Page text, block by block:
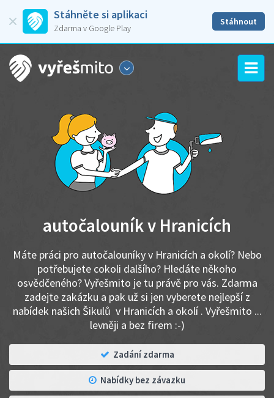
Stáhněte si aplikaci
Zdarma v Google Play
Stáhnout
autočalouník v Hranicích
Máte práci pro autočalouníky v Hranicích a okolí? Nebo
potřebujete cokoli dalšího? Hledáte někoho
osvědčeného? Vyřešmito je tu právě pro vás. Zdarma
zadejte zakázku a pak už si jen vyberete nejlepší z
nabídek našich Šikulů v Hranicích a okolí . Vyřešmito ...
levněji a bez firem :-)
Zadání zdarma
Nabídky bez závazku